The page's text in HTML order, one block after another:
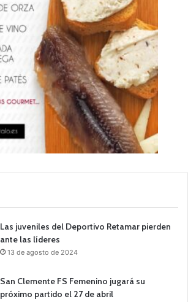
Las juveniles del Deportivo Retamar pierden
ante las líderes
13 de agosto de 2024
San Clemente FS Femenino jugará su
próximo partido el 27 de abril